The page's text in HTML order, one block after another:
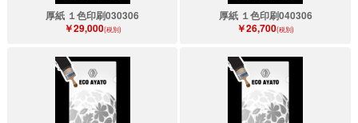
厚紙 １色印刷030306
￥29,000(税別)
厚紙 １色印刷040306
￥26,700(税別)